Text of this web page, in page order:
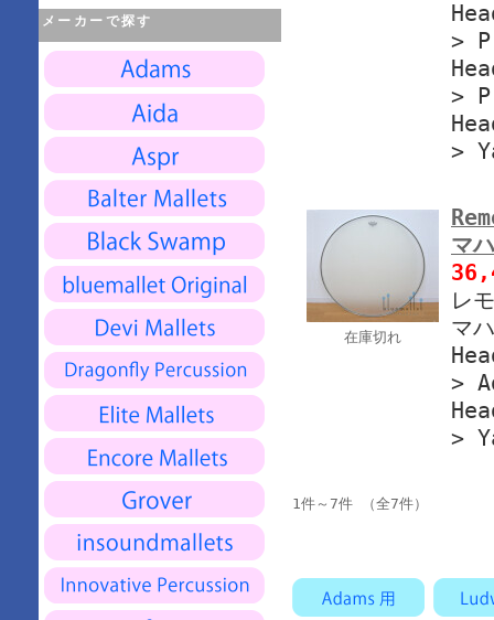
メーカーで探す
>
>
>
在庫切れ
マ
レ
マ
>
>
1件～7件 （全7件）